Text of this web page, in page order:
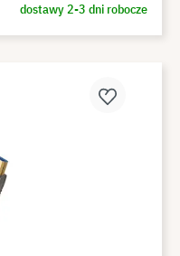
dostawy 2-3 dni robocze